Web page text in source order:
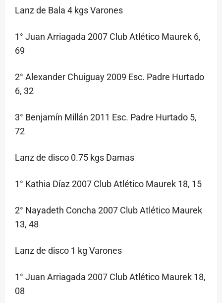
Lanz de Bala 4 kgs Varones
1° Juan Arriagada 2007 Club Atlético Maurek 6,
69
2° Alexander Chuiguay 2009 Esc. Padre Hurtado
6, 32
3° Benjamín Millán 2011 Esc. Padre Hurtado 5,
72
Lanz de disco 0.75 kgs Damas
1° Kathia Díaz 2007 Club Atlético Maurek 18, 15
2° Nayadeth Concha 2007 Club Atlético Maurek
13, 48
Lanz de disco 1 kg Varones
1° Juan Arriagada 2007 Club Atlético Maurek 18,
08